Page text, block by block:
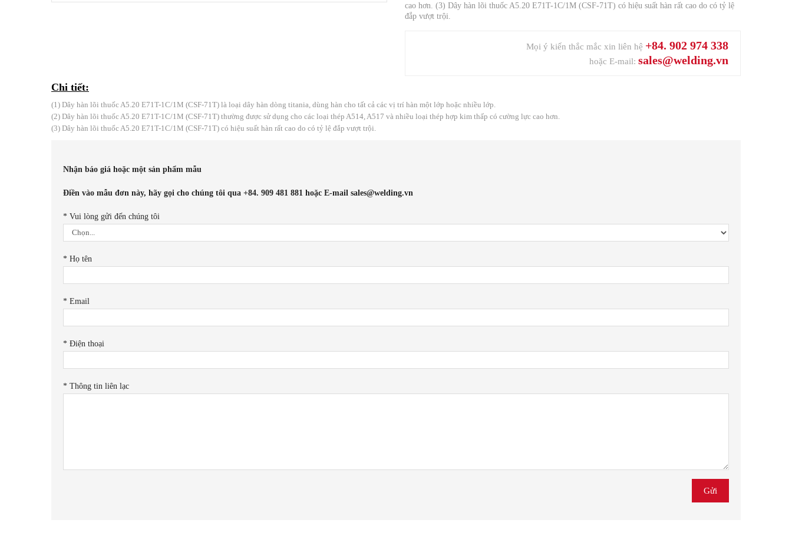
cao hơn. (3) Dây hàn lõi thuốc A5.20 E71T-1C/1M (CSF-71T) có hiệu suất hàn rất cao do có tỷ lệ
đắp vượt trội.
Mọi ý kiến thắc mắc xin liên hệ +84. 902 974 338
hoặc E-mail: sales@welding.vn
Chi tiết:
(1) Dây hàn lõi thuốc A5.20 E71T-1C/1M (CSF-71T) là loại dây hàn dòng titania, dùng hàn cho tất cả các vị trí hàn một lớp hoặc nhiều lớp.
(2) Dây hàn lõi thuốc A5.20 E71T-1C/1M (CSF-71T) thường được sử dụng cho các loại thép A514, A517 và nhiều loại thép hợp kim thấp có cường lực cao hơn.
(3) Dây hàn lõi thuốc A5.20 E71T-1C/1M (CSF-71T) có hiệu suất hàn rất cao do có tỷ lệ đắp vượt trội.
Nhận báo giá hoặc một sản phẩm mẫu
Điền vào mẫu đơn này, hãy gọi cho chúng tôi qua +84. 909 481 881 hoặc E-mail sales@welding.vn
* Vui lòng gửi đến chúng tôi
* Họ tên
* Email
* Điện thoại
* Thông tin liên lạc